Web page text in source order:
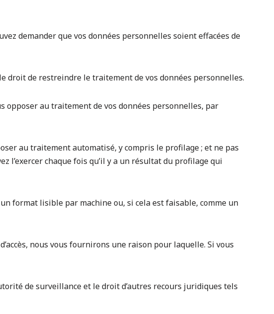
demander que vos données personnelles soient effacées de
droit de restreindre le traitement de vos données personnelles.
opposer au traitement de vos données personnelles, par
au traitement automatisé, y compris le profilage ; et ne pas
l’exercer chaque fois qu’il y a un résultat du profilage qui
format lisible par machine ou, si cela est faisable, comme un
nous vous fournirons une raison pour laquelle. Si vous
de surveillance et le droit d’autres recours juridiques tels